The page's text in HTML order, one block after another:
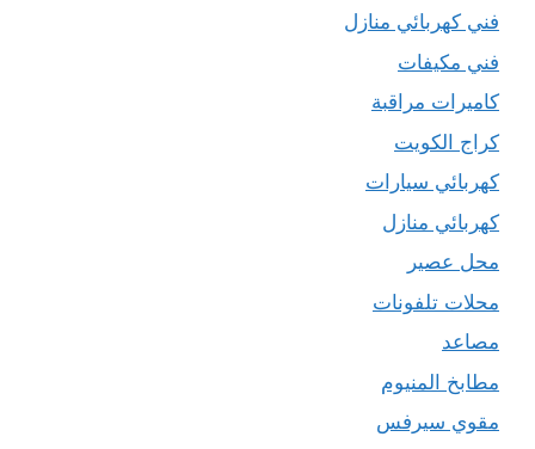
فني كهربائي منازل
فني مكيفات
كاميرات مراقبة
كراج الكويت
كهربائي سيارات
كهربائي منازل
محل عصير
محلات تلفونات
مصاعد
مطابخ المنيوم
مقوي سيرفس